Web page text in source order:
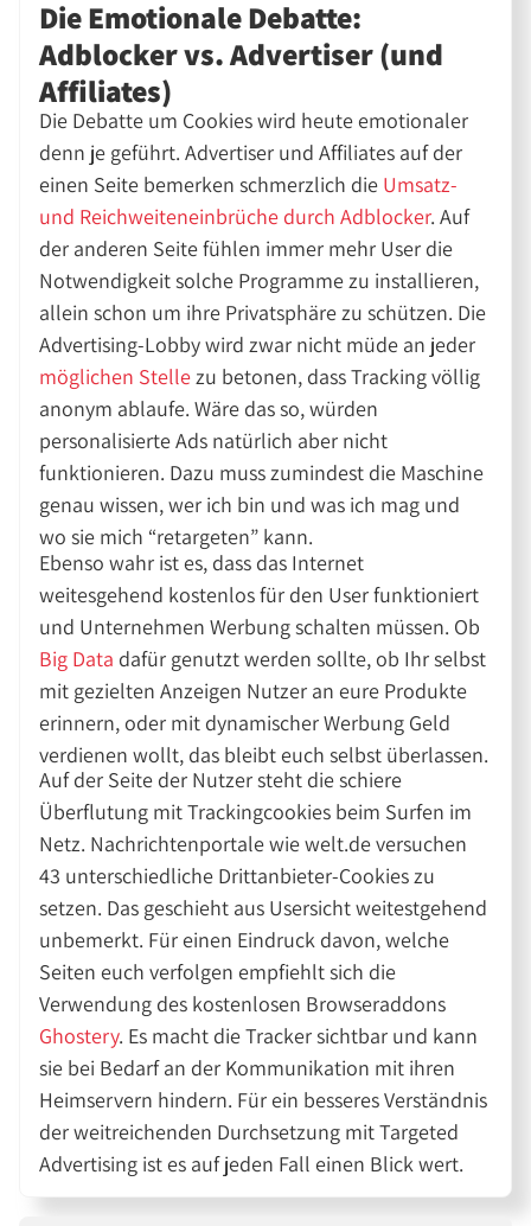
Die Emotionale Debatte:
Adblocker vs. Advertiser (und
Affiliates)
Die Debatte um Cookies wird heute emotionaler
denn je geführt. Advertiser und Affiliates auf der
einen Seite bemerken schmerzlich die Umsatz-
und Reichweiteneinbrüche durch Adblocker. Auf
der anderen Seite fühlen immer mehr User die
Notwendigkeit solche Programme zu installieren,
allein schon um ihre Privatsphäre zu schützen. Die
Advertising-Lobby wird zwar nicht müde an jeder
möglichen Stellezu betonen, dass Tracking völlig
anonym ablaufe. Wäre das so, würden
personalisierte Ads natürlich aber nicht
funktionieren. Dazu muss zumindest die Maschine
genau wissen, wer ich bin und was ich mag und
wo sie mich “retargeten” kann.
Ebenso wahr ist es, dass das Internet
weitesgehend kostenlos für den User funktioniert
und Unternehmen Werbung schalten müssen. Ob
Big Data dafür genutzt werden sollte, ob Ihr selbst
mit gezielten Anzeigen Nutzer an eure Produkte
erinnern, oder mit dynamischer Werbung Geld
verdienen wollt, das bleibt euch selbst überlassen.
Auf der Seite der Nutzer steht die schiere
Überflutung mit Trackingcookies beim Surfen im
Netz. Nachrichtenportale wie welt.de versuchen
43 unterschiedliche Drittanbieter-Cookies zu
setzen. Das geschieht aus Usersicht weitestgehend
unbemerkt. Für einen Eindruck davon, welche
Seiten euch verfolgen empfiehlt sich die
Verwendung des kostenlosen Browseraddons
Ghostery. Es macht die Tracker sichtbar und kann
sie bei Bedarf an der Kommunikation mit ihren
Heimservern hindern. Für ein besseres Verständnis
der weitreichenden Durchsetzung mit Targeted
Advertising ist es auf jeden Fall einen Blick wert.